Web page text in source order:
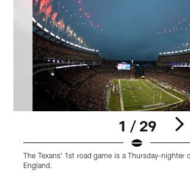
1 / 29
The Texans' 1st road game is a Thursday-nighter
England.